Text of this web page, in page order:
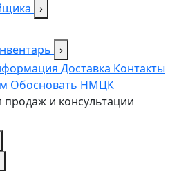
›
›
Доставка Контакты
Обосновать НМЦК
продаж и консультации